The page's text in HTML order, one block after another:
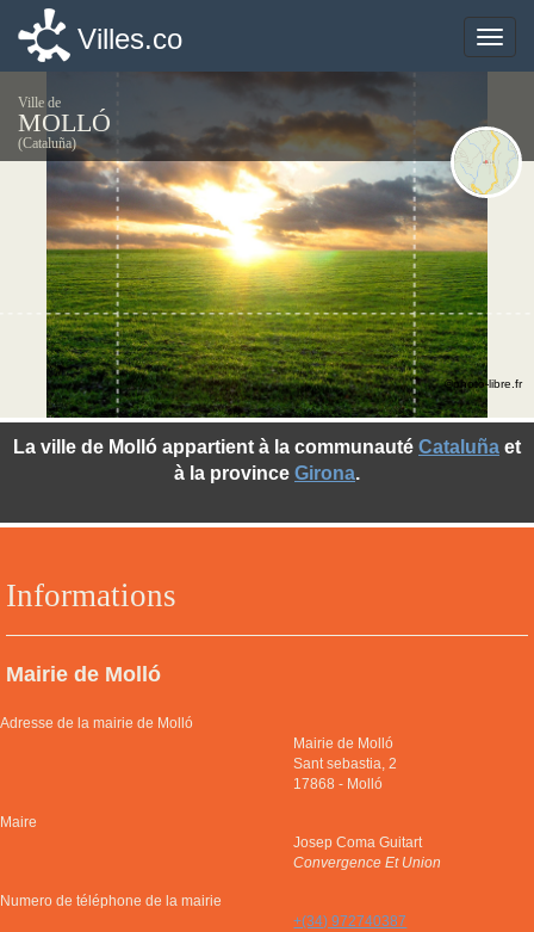
Toggle
Villes.co
Ville de
MOLLÓ
(Cataluña)
Informations
Mairie de Molló
Adresse de la mairie de Molló
Mairie de Molló
Sant sebastia, 2
17868 - Molló
Maire
Josep Coma Guitart
Convergence Et Union
Numero de téléphone de la mairie
+(34) 972740387
La ville de Molló appartient à la communauté Cataluña et
à la province Girona.
©photo-libre.fr
Toggle
Villes.co